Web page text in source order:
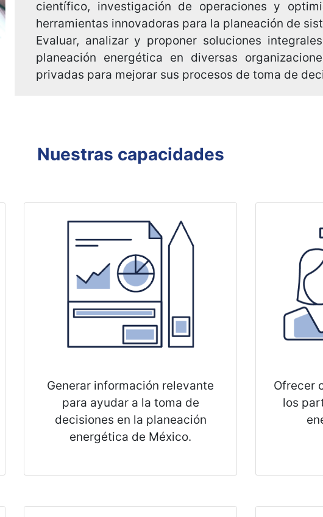
realizar modelación matemática,
científico, investigación de operaciones y
herramientas innovadoras para la planeación de
Evaluar, analizar y proponer soluciones
planeación energética en diversas
Generar información relevante
para ayudar a la toma de
decisiones en la planeación
Ofrecer
los